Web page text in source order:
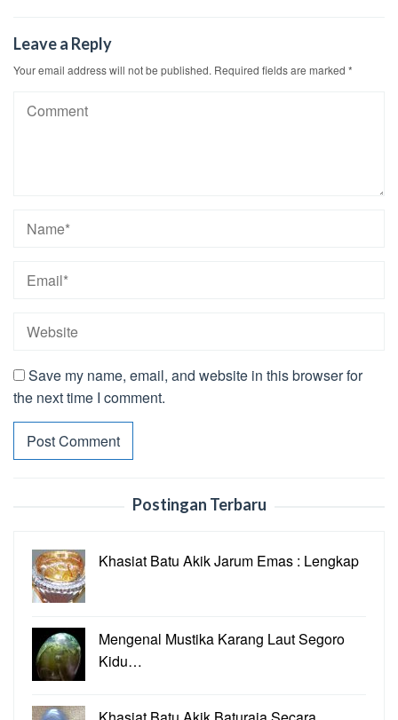
Leave a Reply
Your email address will not be published. Required fields are marked *
Save my name, email, and website in this browser for
the next time I comment.
Postingan Terbaru
Khasiat Batu Akik Jarum Emas : Lengkap
Mengenal Mustika Karang Laut Segoro
Kidu…